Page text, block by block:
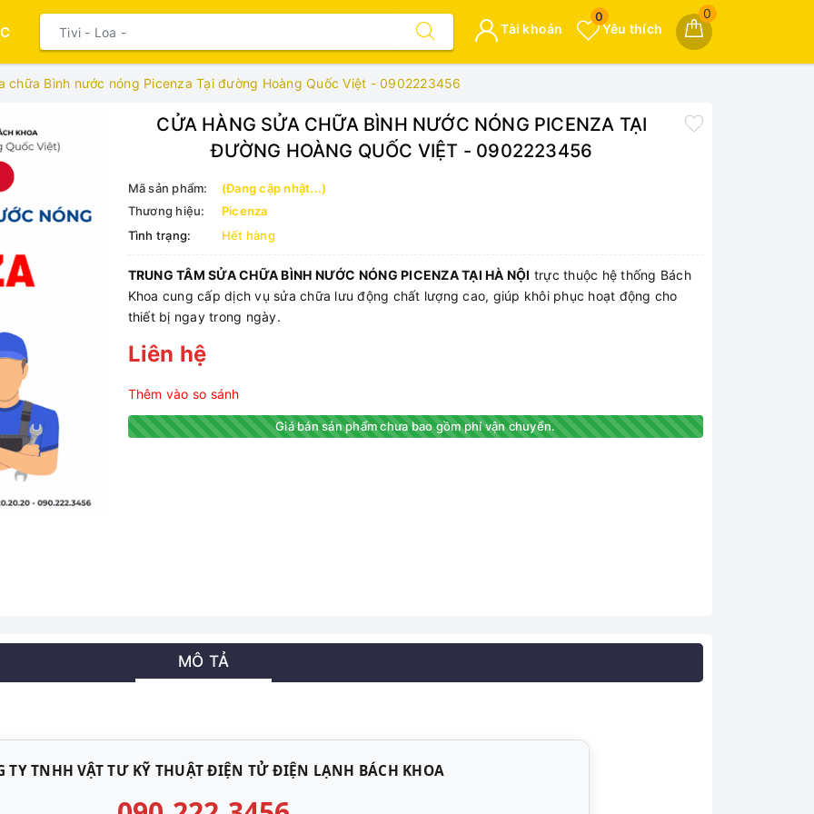
0
Yêu thích
0
Tài khoản
chữa Bình nước nóng Picenza Tại đường Hoàng Quốc Việt - 0902223456
CỬA HÀNG SỬA CHỮA BÌNH NƯỚC NÓNG PICENZA TẠI
ĐƯỜNG HOÀNG QUỐC VIỆT - 0902223456
Mã sản phẩm:
(Đang cập nhật...)
Thương hiệu:
Picenza
Tình trạng:
Hết hàng
TRUNG TÂM SỬA CHỮA BÌNH NƯỚC NÓNG PICENZA TẠI HÀ NỘI trực thuộc hệ thống Bách
Khoa cung cấp dịch vụ sửa chữa lưu động chất lượng cao, giúp khôi phục hoạt động cho
thiết bị ngay trong ngày.
Liên hệ
Thêm vào so sánh
Giá bán sản phẩm chưa bao gồm phí vận chuyển.
MÔ TẢ
TY TNHH VẬT TƯ KỸ THUẬT ĐIỆN TỬ ĐIỆN LẠNH BÁCH KHOA